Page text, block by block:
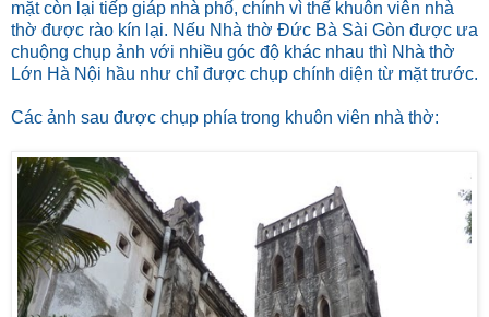
mặt còn lại tiếp giáp nhà phố, chính vì thế khuôn viên nhà
thờ được rào kín lại. Nếu Nhà thờ Đức Bà Sài Gòn được ưa
chuộng chụp ảnh với nhiều góc độ khác nhau thì Nhà thờ
Lớn Hà Nội hầu như chỉ được chụp chính diện từ mặt trước.
Các ảnh sau được chụp phía trong khuôn viên nhà thờ: